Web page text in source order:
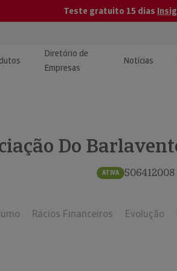
Teste gratuito 15 dias
e Monitorização de
Diretório de
Empresas
Notícias
| Estudos e
Do
ATIVA 506412008
Rácios Financeiros Evolução